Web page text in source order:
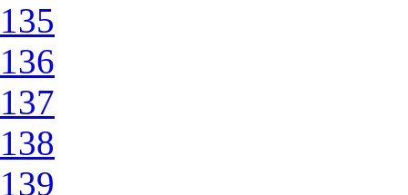
135
136
137
138
139